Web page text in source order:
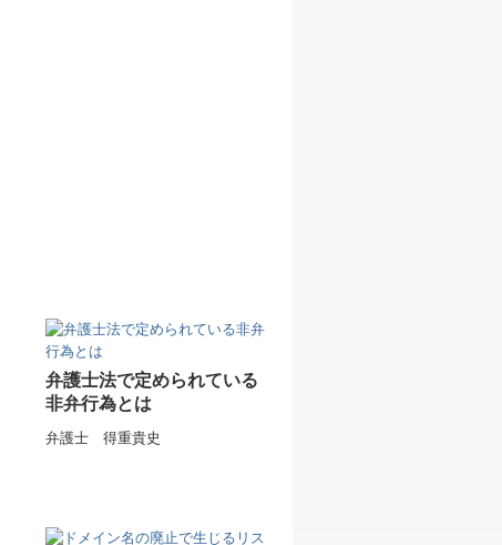
弁護士法で定められている
非弁行為とは
弁護士 得重貴史